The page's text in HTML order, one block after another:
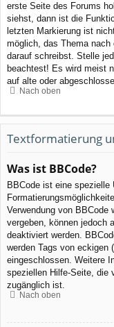
erste Seite des Forums
siehst, dann ist die
letzten Markierung ist
möglich, das Thema nach
darauf schreibst. Stelle
beachtest! Es wird meist
auf alte oder
Nach oben
Textformatierung
Was ist BBCode?
BBCode ist eine
Verwendung von BBCode
vergeben, können jedoch
deaktiviert werden.
werden Tags von eckigen
eingeschlossen. Weitere
speziellen Hilfe-Seite, die
zugänglich ist.
Nach oben